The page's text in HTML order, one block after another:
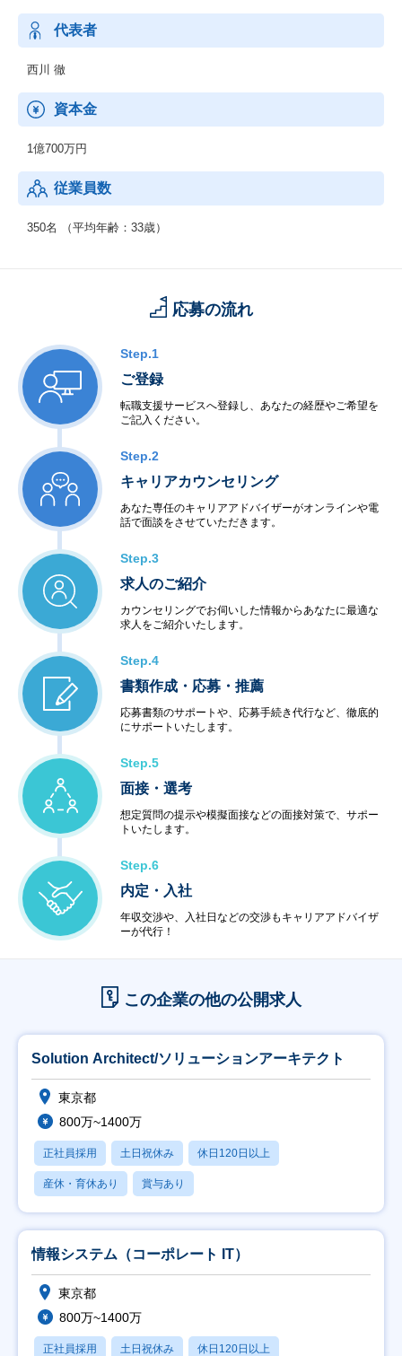
代表者
西川 徹
資本金
1億700万円
従業員数
350名 （平均年齢：33歳）
応募の流れ
Step.1
ご登録
転職支援サービスへ登録し、あなたの経歴やご希望を
ご記入ください。
Step.2
キャリアカウンセリング
あなた専任のキャリアアドバイザーがオンラインや電
話で面談をさせていただきます。
Step.3
求人のご紹介
カウンセリングでお伺いした情報からあなたに最適な
求人をご紹介いたします。
Step.4
書類作成・応募・推薦
応募書類のサポートや、応募手続き代行など、徹底的
にサポートいたします。
Step.5
面接・選考
想定質問の提示や模擬面接などの面接対策で、サポー
トいたします。
Step.6
内定・入社
年収交渉や、入社日などの交渉もキャリアアドバイザ
ーが代行！
この企業の他の公開求人
Solution Architect/ソリューションアーキテクト
東京都
800万~1400万
正社員採用 土日祝休み 休日120日以上
産休・育休あり 賞与あり
情報システム（コーポレート IT）
東京都
800万~1400万
正社員採用 土日祝休み 休日120日以上